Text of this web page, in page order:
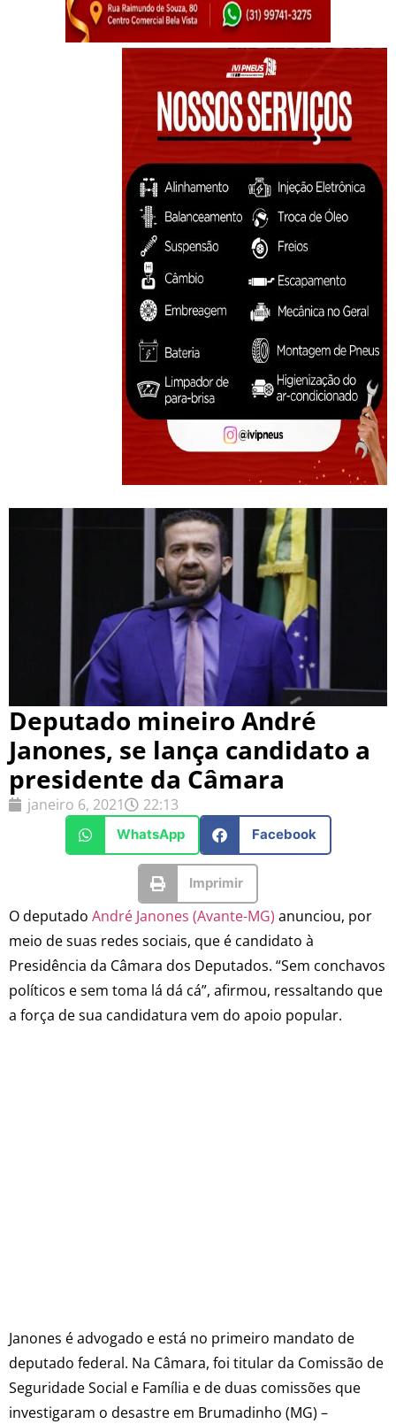
Deputado mineiro André
Janones, se lança candidato a
presidente da Câmara
janeiro 6, 2021 22:13
WhatsApp Facebook
Imprimir
O deputado André Janones (Avante-MG) anunciou, por
meio de suas redes sociais, que é candidato à
Presidência da Câmara dos Deputados. “Sem conchavos
políticos e sem toma lá dá cá”, afirmou, ressaltando que
a força de sua candidatura vem do apoio popular.
Janones é advogado e está no primeiro mandato de
deputado federal. Na Câmara, foi titular da Comissão de
Seguridade Social e Família e de duas comissões que
investigaram o desastre em Brumadinho (MG) –